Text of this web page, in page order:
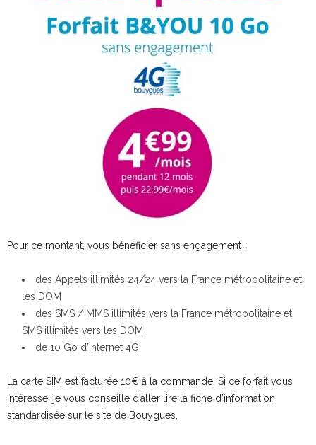
Pour ce montant, vous bénéficier sans engagement :
des Appels illimités 24/24 vers la France métropolitaine et
les DOM
des SMS / MMS illimités vers la France métropolitaine et
SMS illimités vers les DOM
de 10 Go d’Internet 4G.
La carte SIM est facturée 10€ à la commande. Si ce forfait vous
intéresse, je vous conseille d’aller lire la fiche d’information
standardisée sur le site de Bouygues.